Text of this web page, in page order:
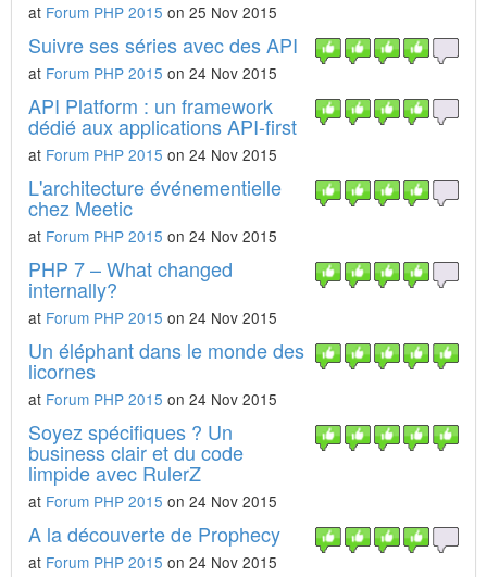
at Forum PHP 2015 on 25 Nov 2015
Suivre ses séries avec des API
at Forum PHP 2015 on 24 Nov 2015
API Platform : un framework
dédié aux applications API-first
at Forum PHP 2015 on 24 Nov 2015
L'architecture événementielle
chez Meetic
at Forum PHP 2015 on 24 Nov 2015
PHP 7 – What changed
internally?
at Forum PHP 2015 on 24 Nov 2015
Un éléphant dans le monde des
licornes
at Forum PHP 2015 on 24 Nov 2015
Soyez spécifiques ? Un
business clair et du code
limpide avec RulerZ
at Forum PHP 2015 on 24 Nov 2015
A la découverte de Prophecy
at Forum PHP 2015 on 24 Nov 2015